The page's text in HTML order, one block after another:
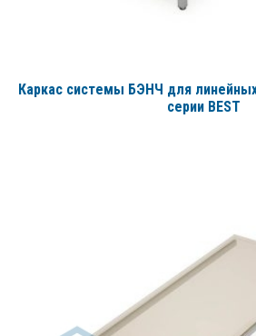
Каркас системы БЭНЧ для
серии BEST